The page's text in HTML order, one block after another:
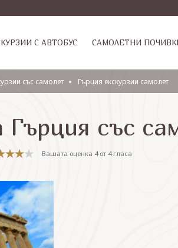
С АВТОБУС САМОЛЕТНИ
със самолет Гърция екскурзии самолет
със
Вашата оценка 4от 4гласа